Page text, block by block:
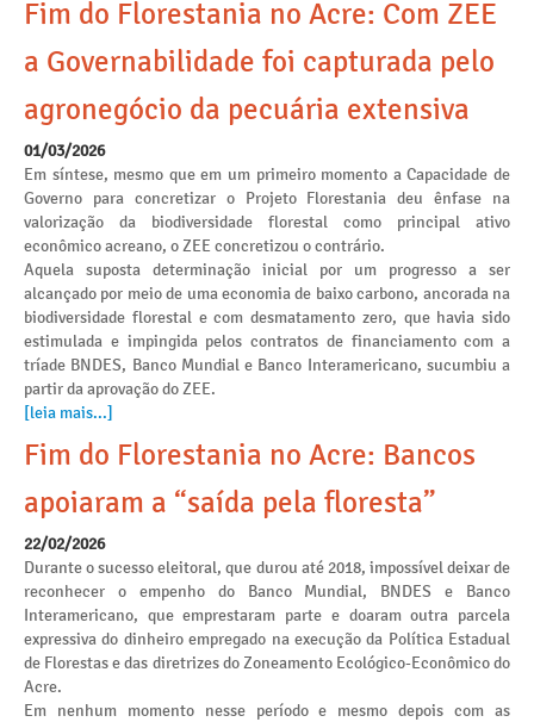
Fim do Florestania no Acre: Com ZEE
a Governabilidade foi capturada pelo
agronegócio da pecuária extensiva
01/03/2026
Em síntese, mesmo que em um primeiro momento a Capacidade de
Governo para concretizar o Projeto Florestania deu ênfase na
valorização da biodiversidade florestal como principal ativo
econômico acreano, o ZEE concretizou o contrário.
Aquela suposta determinação inicial por um progresso a ser
alcançado por meio de uma economia de baixo carbono, ancorada na
biodiversidade florestal e com desmatamento zero, que havia sido
estimulada e impingida pelos contratos de financiamento com a
tríade BNDES, Banco Mundial e Banco Interamericano, sucumbiu a
partir da aprovação do ZEE.
[leia mais...]
Fim do Florestania no Acre: Bancos
apoiaram a “saída pela floresta”
22/02/2026
Durante o sucesso eleitoral, que durou até 2018, impossível deixar de
reconhecer o empenho do Banco Mundial, BNDES e Banco
Interamericano, que emprestaram parte e doaram outra parcela
expressiva do dinheiro empregado na execução da Política Estadual
de Florestas e das diretrizes do Zoneamento Ecológico-Econômico do
Acre.
Em nenhum momento nesse período e mesmo depois com as